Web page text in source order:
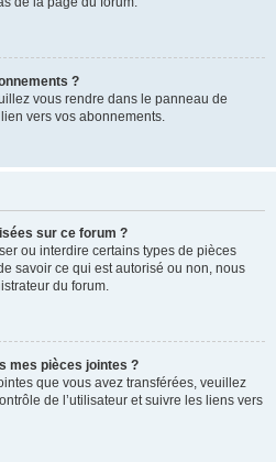
?
vous rendre dans le panneau de
vers vos abonnements.
sur ce forum ?
ou interdire certains types de pièces
savoir ce qui est autorisé ou non, nous
du forum.
mes pièces jointes ?
que vous avez transférées, veuillez
de l’utilisateur et suivre les liens vers